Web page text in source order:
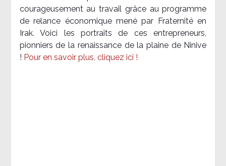
courageusement au travail grâce au programme
de relance économique mené par Fraternité en
Irak. Voici les portraits de ces entrepreneurs,
pionniers de la renaissance de la plaine de Ninive
! Pour en savoir plus, cliquez ici !